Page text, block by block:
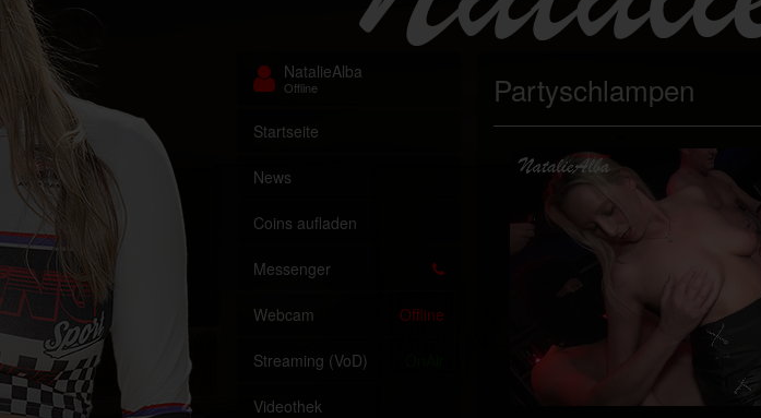
NatalieAlba
Offline
Startseite
News
Coins aufladen
Messenger
Webcam Offline
Streaming (VoD)
Videothek
Partyschlampen